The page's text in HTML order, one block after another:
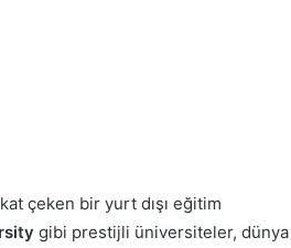
çeken bir yurt dışı eğitim
gibi prestijli üniversiteler, dünya